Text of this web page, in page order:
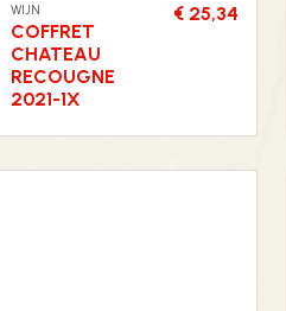
WIJN
COFFRET
CHATEAU
RECOUGNE
2021-1X
€ 25,34